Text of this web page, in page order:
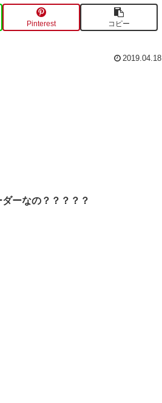
Pinterest コピー
2019.04.18
ーなの？？？？？